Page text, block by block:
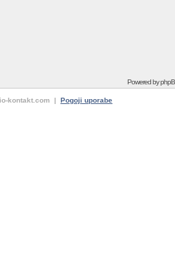
Powered by
kontakt.com | Pogoji uporabe